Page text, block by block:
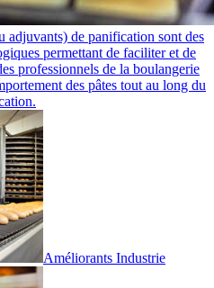
adjuvants) de panification sont des
permettant de faciliter et de
professionnels de la boulangerie
des pâtes tout au long du
Améliorants Industrie